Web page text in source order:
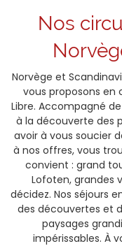
Nos
Norvège et
vous proposons
Libre. Accompagné
à la découverte des
avoir à vous soucier
à nos offres, vous
convient : grand
Lofoten, grandes
décidez. Nos séjours
des découvertes et
paysages
impérissables. À